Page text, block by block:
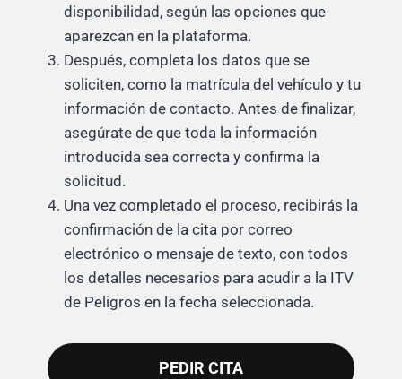
disponibilidad, según las opciones que
aparezcan en la plataforma.
Después, completa los datos que se
soliciten, como la matrícula del vehículo y tu
información de contacto. Antes de finalizar,
asegúrate de que toda la información
introducida sea correcta y confirma la
solicitud.
Una vez completado el proceso, recibirás la
confirmación de la cita por correo
electrónico o mensaje de texto, con todos
los detalles necesarios para acudir a la ITV
de Peligros en la fecha seleccionada.
PEDIR CITA